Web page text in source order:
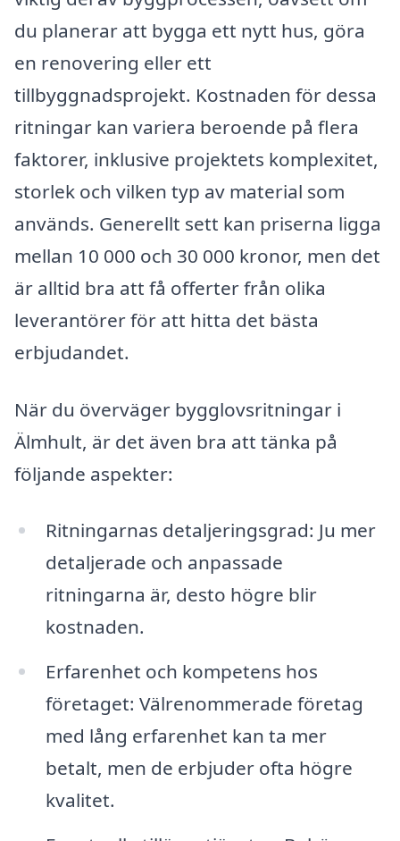
du planerar att bygga ett nytt hus, göra
en renovering eller ett
tillbyggnadsprojekt. Kostnaden för dessa
ritningar kan variera beroende på flera
faktorer, inklusive projektets komplexitet,
storlek och vilken typ av material som
används. Generellt sett kan priserna ligga
mellan 10 000 och 30 000 kronor, men det
är alltid bra att få offerter från olika
leverantörer för att hitta det bästa
erbjudandet.
När du överväger bygglovsritningar i
Älmhult, är det även bra att tänka på
följande aspekter:
Ritningarnas detaljeringsgrad: Ju mer
detaljerade och anpassade
ritningarna är, desto högre blir
kostnaden.
Erfarenhet och kompetens hos
företaget: Välrenommerade företag
med lång erfarenhet kan ta mer
betalt, men de erbjuder ofta högre
kvalitet.